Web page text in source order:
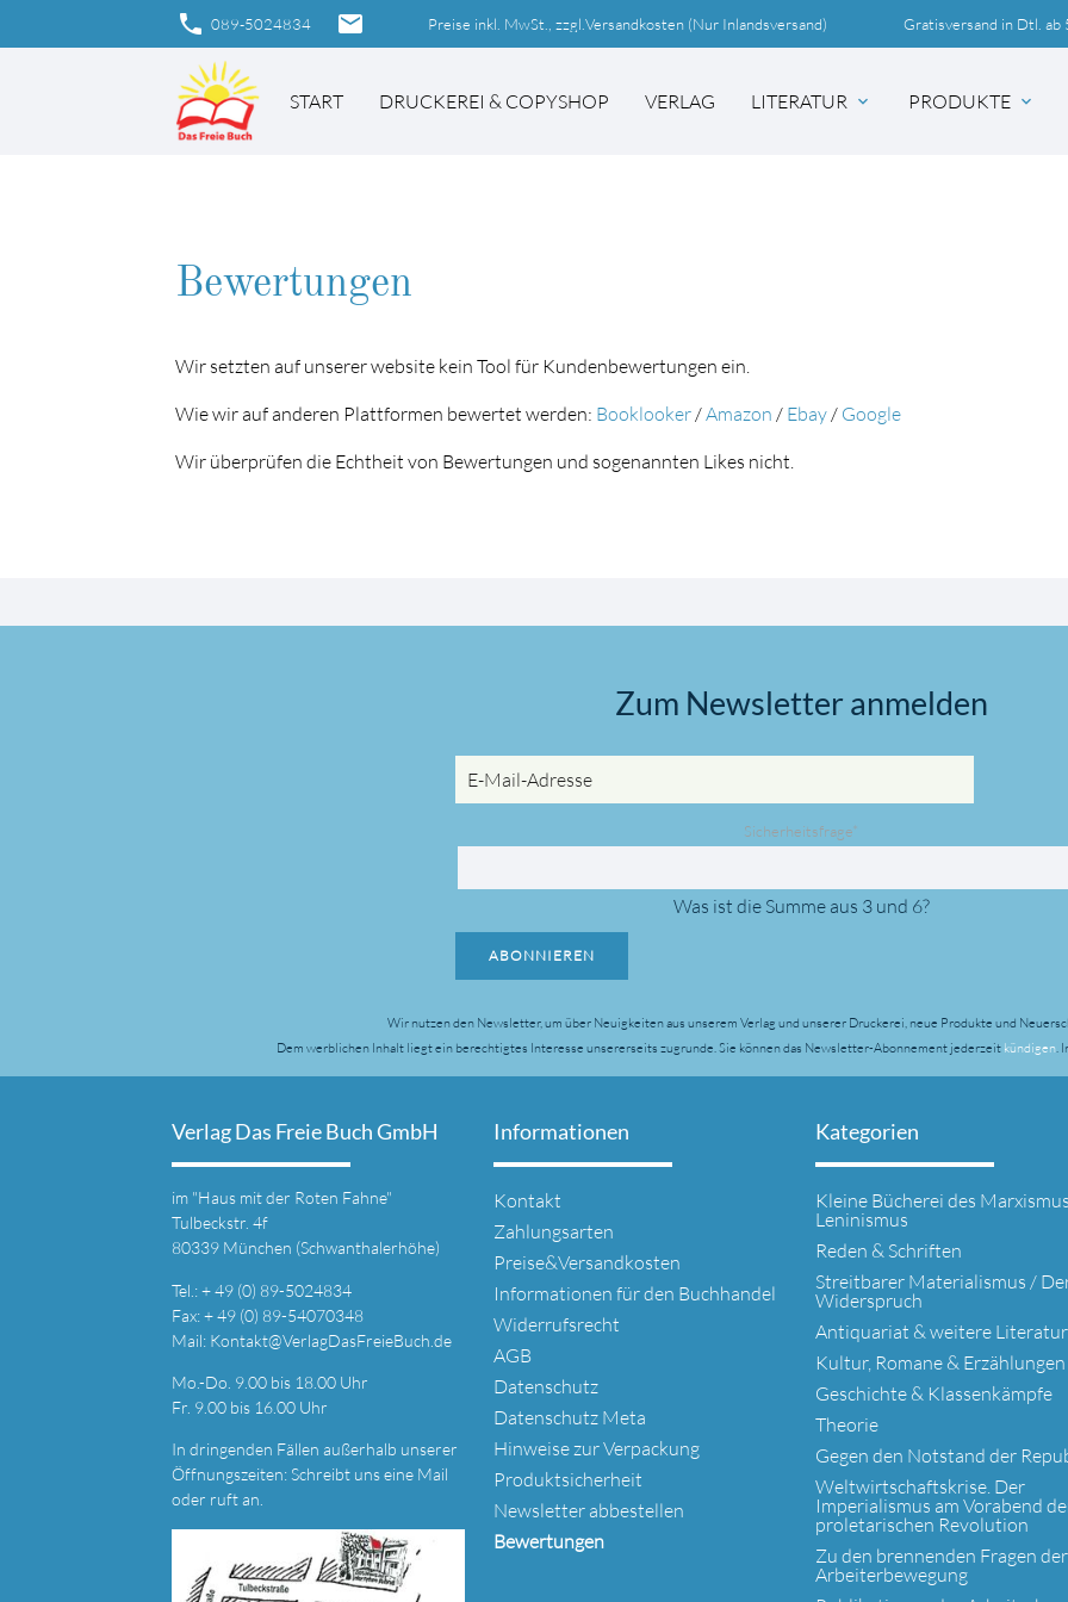
phone 089-5024834 email Preise inkl. MwSt., zzgl.Versandkosten (Nur Inlandsversand) Gratisversand in Dtl. ab
START DRUCKEREI & COPYSHOP VERLAG LITERATUR expand_more PRODUKTE expand_more
Bewertungen
Wir setzten auf unserer website kein Tool für Kundenbewertungen ein.
Wie wir auf anderen Plattformen bewertet werden: Booklooker /Amazon / Ebay / Google
Wir überprüfen die Echtheit von Bewertungen und sogenannten Likes nicht.
Zum Newsletter anmelden
Adresse
Pflichtfeld
Sicherheitsfrage*
Was ist die Summe aus 3 und 6?
ABONNIEREN
Wir nutzen den Newsletter, um über Neuigkeiten aus unserem Verlag und unserer Druckerei, neue Produkte und
Dem werblichen Inhalt liegt ein berechtigtes Interesse unsererseits zugrunde.Sie können das Newsletter-Abonnement jederzeit kündigen.
Verlag Das Freie Buch GmbH
im "Haus mit der Roten Fahne"
Tulbeckstr. 4f
80339 München (Schwanthalerhöhe)
Tel.: + 49 (0) 89-5024834
Fax: + 49 (0) 89-54070348
Mail: Kontakt@VerlagDasFreieBuch.de
Mo.-Do. 9.00 bis 18.00 Uhr
Fr. 9.00 bis 16.00 Uhr
In dringenden Fällen außerhalb unserer
Öffnungszeiten: Schreibt uns eine Mail
oder ruft an.
Informationen
Navigation
überspringen
Kontakt
Zahlungsarten
Preise&Versandkosten
Informationen für den Buchhandel
Widerrufsrecht
AGB
Datenschutz
Datenschutz Meta
Hinweise zur Verpackung
Produktsicherheit
Newsletter abbestellen
Bewertungen
Kategorien
Navigation
überspringen
Kleine Bücherei des
Leninismus
Reden & Schriften
Streitbarer Materialismus /
Widerspruch
Antiquariat & weitere Literatur
Kultur, Romane & Erzählungen
Geschichte & Klassenkämpfe
Theorie
Gegen den Notstand der
Weltwirtschaftskrise. Der
Imperialismus am Vorabend
proletarischen Revolution
Zu den brennenden Fragen der
Arbeiterbewegung